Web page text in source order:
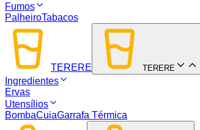
Fumos
PalheiroTabacos
TERERE TERERE
Ingredientes
Ervas
Utensílios
BombaCuiaGarrafa Térmica